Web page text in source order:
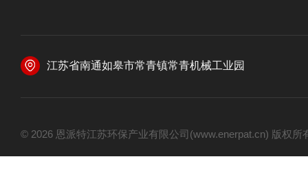
江苏省南通如皋市常青镇常青机械工业园
© 2026 恩派特江苏环保产业有限公司(www.enerpat.cn) 版权